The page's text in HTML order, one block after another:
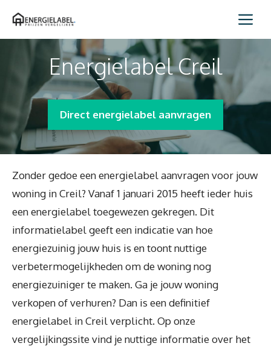
naar
Energielabel Creil
Direct energielabel aanvragen
Zonder gedoe een energielabel aanvragen voor jouw
woning in Creil? Vanaf 1 januari 2015 heeft ieder huis
een energielabel toegewezen gekregen. Dit
informatielabel geeft een indicatie van hoe
energiezuinig jouw huis is en toont nuttige
verbetermogelijkheden om de woning nog
energiezuiniger te maken. Ga je jouw woning
verkopen of verhuren? Dan is een definitief
energielabel in Creil verplicht. Op onze
vergelijkingssite vind je nuttige informatie over het